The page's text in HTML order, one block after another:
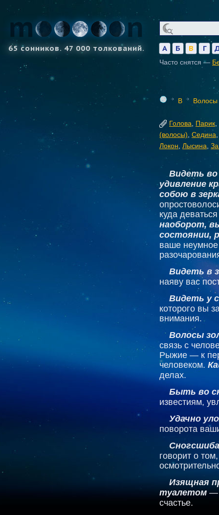
65 сонников. 47 000 толкований. А Б В Г
Часто снятся —
В Волосы
Голова Парик
(волосы) Седина
Локон Лысина
Видеть
удивление
собою в
куда
наоборот,
состоянии,
ваше неумное
Видеть в
наяву вас
Видеть у
которого вы
внимания.
Волосы
связь с
Рыжие — к
человеком.
делах.
Быть во
известиям,
Удачно
поворота
говорит о
Изящная
туалетом—
счастье.